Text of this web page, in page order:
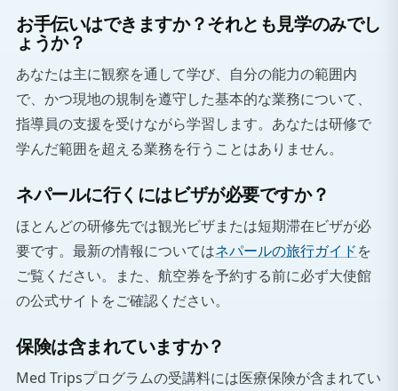
お手伝いはできますか？それとも見学のみでし
ょうか？
あなたは主に観察を通して学び、自分の能力の範囲内
で、かつ現地の規制を遵守した基本的な業務について、
指導員の支援を受けながら学習します。あなたは研修で
学んだ範囲を超える業務を行うことはありません。
ネパールに行くにはビザが必要ですか？
ほとんどの研修先では観光ビザまたは短期滞在ビザが必
要です。最新の情報についてはネパールの旅行ガイドを
ご覧ください。また、航空券を予約する前に必ず大使館
の公式サイトをご確認ください。
保険は含まれていますか？
Med Tripsプログラムの受講料には医療保険が含まれてい